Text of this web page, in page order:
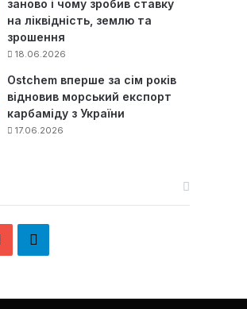
заново і чому зробив ставку
на ліквідність, землю та
зрошення
18.06.2026
Ostchem вперше за сім років
відновив морський експорт
карбаміду з України
17.06.2026
u
л